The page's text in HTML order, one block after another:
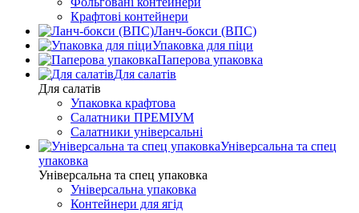
Крафтові контейнери
Ланч-бокси (ВПС)
Упаковка для піци
Паперова упаковка
Для салатів
Для салатів
Упаковка крафтова
Салатники ПРЕМІУМ
Салатники універсальні
Універсальна та спец
упаковка
Універсальна та спец упаковка
Універсальна упаковка
Контейнери для ягід